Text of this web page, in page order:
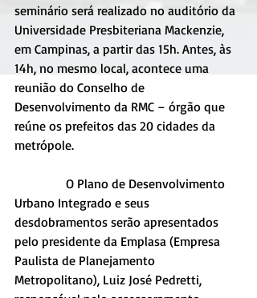
seminário será realizado no auditório da
Universidade Presbiteriana Mackenzie,
em Campinas, a partir das 15h. Antes, às
14h, no mesmo local, acontece uma
reunião do Conselho de
Desenvolvimento da RMC – órgão que
reúne os prefeitos das 20 cidades da
metrópole.
Urbano Integrado e seus
desdobramentos serão apresentados
pelo presidente da Emplasa (Empresa
Paulista de Planejamento
Metropolitano), Luiz José Pedretti,